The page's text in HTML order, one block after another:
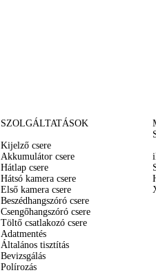
SZOLGÁLTATÁSOK
Kijelző csere
Akkumulátor csere
Hátlap csere
Hátsó kamera csere
Első kamera csere
Beszédhangszóró csere
Csengőhangszóró csere
Töltő csatlakozó csere
Adatmentés
Általános tisztítás
Bevizsgálás
Polírozás